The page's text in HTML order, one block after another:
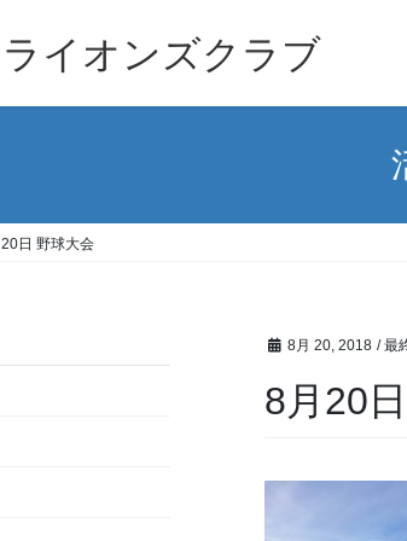
イオンズクラブ
日 野球大会
8月 20, 2018 / 最
8月20